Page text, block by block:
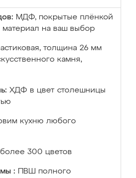
МДФ, покрытые плёнкой
материал на ваш выбор
толщина 26 мм
камня,
ХДФ в цвет столешницы
кухню любого
300 цветов
:
ПВШ полного